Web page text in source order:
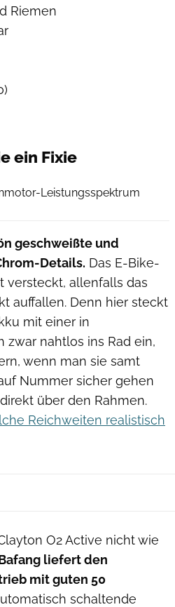
Riemen
ein Fixie
Leistungsspektrum
geschweißte und
Details. Das E-Bike-
versteckt, allenfalls das
auffallen. Denn hier steckt
mit einer in
zwar nahtlos ins Rad ein,
wenn man sie samt
Nummer sicher gehen
über den Rahmen.
Reichweiten realistisch
O2 Active nicht wie
liefert den
mit guten 50
schaltende